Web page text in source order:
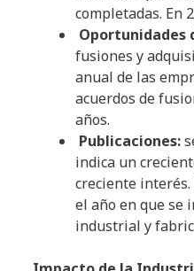
completadas. En
Oportunidades
fusiones y
anual de las
acuerdos de
años.
Publicaciones:
indica un
creciente interés.
el año en que se
industrial y